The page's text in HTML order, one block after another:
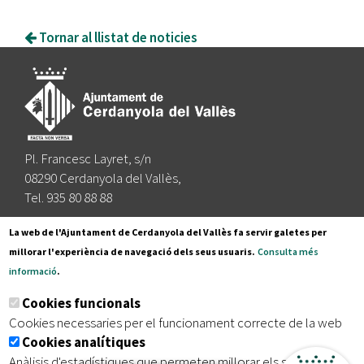
Tornar al llistat de noticies
Pl. Francesc Layret, s/n
08290 Cerdanyola del Vallès,
Tel. 935 80 88 88
Segueix-nos a:
Subscriu-te al nostre butlletí
Inici | Avís legal | Protecció de dades
La web de l'Ajuntament de Cerdanyola del Vallès fa servir galetes per
millorar l'experiència de navegació dels seus usuaris. Consulta més
informació.
Cookies funcionals
Cookies necessaries per el funcionament correcte de la web
Cookies analítiques